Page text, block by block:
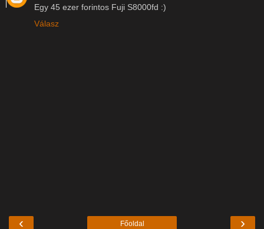
Egy 45 ezer forintos Fuji S8000fd :)
Válasz
‹ ›
Főoldal